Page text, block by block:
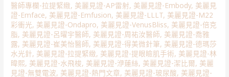
醫師專欄-拉提緊緻, 美麗見證-AP雷射, 美麗見證-Embody, 美麗見
證-Emface, 美麗見證-Emfusion, 美麗見證-LLLT, 美麗見證-M22
彩衝光, 美麗見證-Ondapro, 美麗見證-VenusBliss, 美麗見證-倍克
脂, 美麗見證-呂曜宇醫師, 美麗見證-周祐汝醫師, 美麗見證-喬雅
露, 美麗見證-崔美怡醫師, 美麗見證-得美微針筆, 美麗見證-德瑪莎
水光針, 美麗見證-拉提緊緻, 美麗見證-提眼瞼肌手術, 美麗見證-林
暐熙, 美麗見證-水飛梭, 美麗見證-洢蓮絲, 美麗見證-潔比爾, 美麗
見證-無雙電波, 美麗見證-熱門文章, 美麗見證-玻尿酸, 美麗見證-